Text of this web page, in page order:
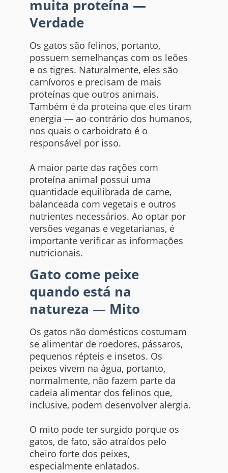
muita proteína —
Verdade
Os gatos são felinos, portanto,
possuem semelhanças com os leões
e os tigres. Naturalmente, eles são
carnívoros e precisam de mais
proteínas que outros animais.
Também é da proteína que eles tiram
energia — ao contrário dos humanos,
nos quais o carboidrato é o
responsável por isso.
A maior parte das rações com
proteína animal possui uma
quantidade equilibrada de carne,
balanceada com vegetais e outros
nutrientes necessários. Ao optar por
versões veganas e vegetarianas, é
importante verificar as informações
nutricionais.
Gato come peixe
quando está na
natureza — Mito
Os gatos não domésticos costumam
se alimentar de roedores, pássaros,
pequenos répteis e insetos. Os
peixes vivem na água, portanto,
normalmente, não fazem parte da
cadeia alimentar dos felinos que,
inclusive, podem desenvolver alergia.
O mito pode ter surgido porque os
gatos, de fato, são atraídos pelo
cheiro forte dos peixes,
especialmente enlatados.